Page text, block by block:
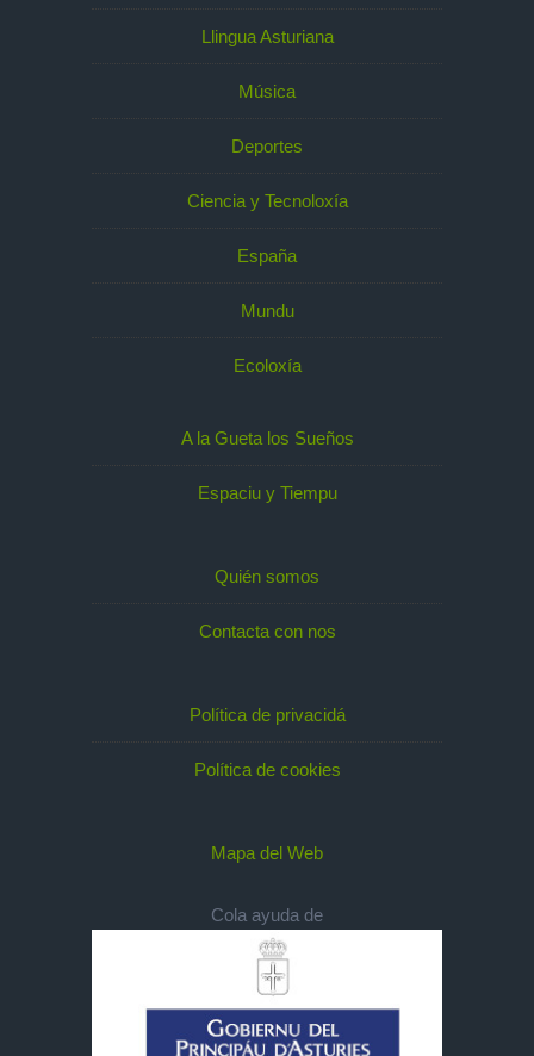
Llingua Asturiana
Música
Deportes
Ciencia y Tecnoloxía
España
Mundu
Ecoloxía
A la Gueta los Sueños
Espaciu y Tiempu
Quién somos
Contacta con nos
Política de privacidá
Política de cookies
Mapa del Web
Cola ayuda de